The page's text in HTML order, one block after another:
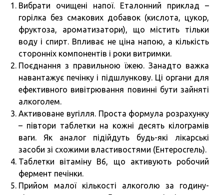
Вибрати очищені напої. Еталонний приклад –
горілка без смакових добавок (кислота, цукор,
фруктоза, ароматизатори), що містить тільки
воду і спирт. Впливає не ціна напою, а кількість
сторонніх компонентів і роки витримки.
Поєднання з правильною їжею. Занадто важка
навантажує печінку і підшлункову. Ці органи для
ефективного вивітрювання повинні бути зайняті
алкоголем.
Активоване вугілля. Проста формула розрахунку
– півтори таблетки на кожні десять кілограмів
ваги. Як аналог підійдуть будь-які лікарські
засоби зі схожими властивостями (Ентеросгель).
Таблетки вітаміну В6, що активують робочий
фермент печінки.
Прийом малої кількості алкоголю за годину-